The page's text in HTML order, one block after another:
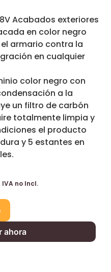
Acabados exteriores
en color negro
armario contra la
en cualquier
color negro con
a la
un filtro de carbón
totalmente limpia y
el producto
y 5 estantes en
IVA no Incl.
ahora